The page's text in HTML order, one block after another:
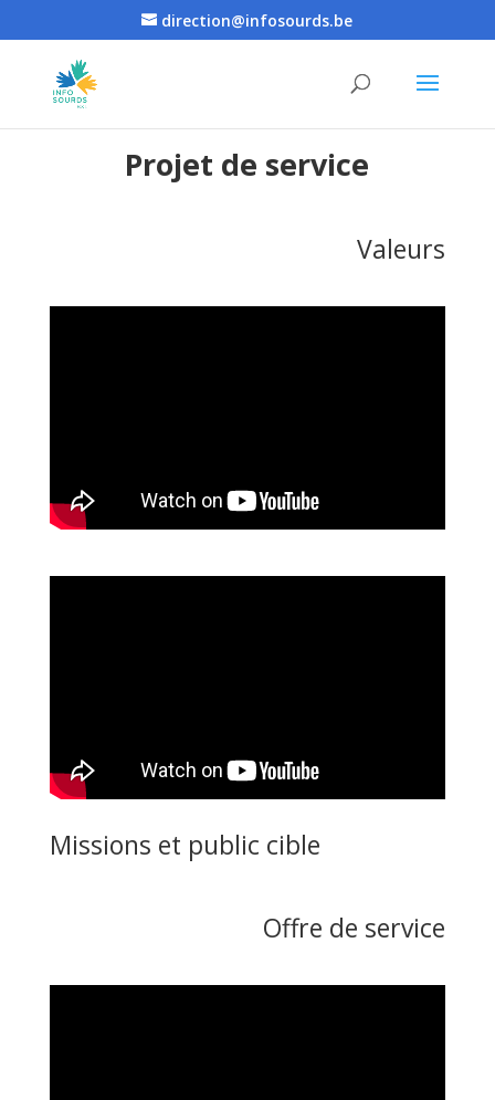
direction@infosourds.be
Projet de service
Valeurs
Missions et public cible
Offre de service